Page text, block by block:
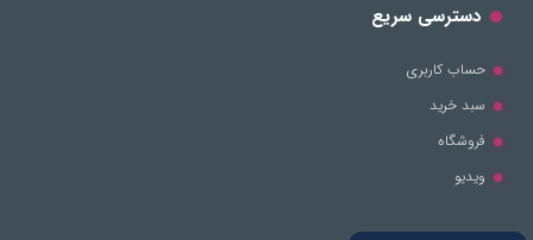
دسترسی سریع
حساب کاربری
سبد خرید
فروشگاه
ویدیو